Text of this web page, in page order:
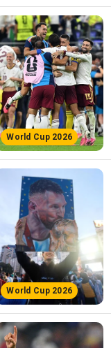
World Cup 2026
World Cup 2026